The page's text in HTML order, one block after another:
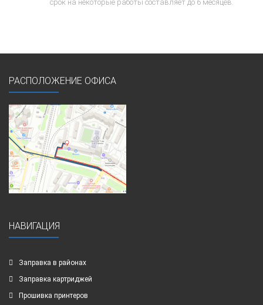
срок на некоторые работы составляет до 6 месяцев.
РАСПОЛОЖЕНИЕ ОФИСА
НАВИГАЦИЯ
Заправка в районах
Заправка картриджей
Прошивка принтеров